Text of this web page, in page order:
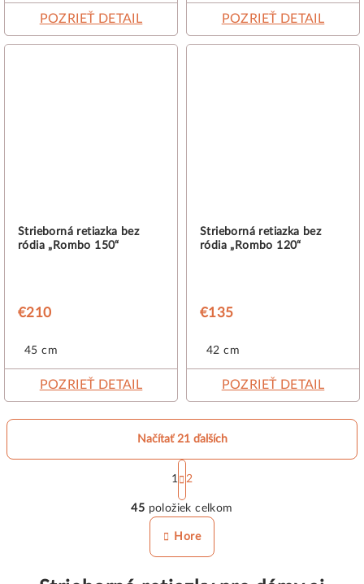
POZRIEŤ DETAIL POZRIEŤ DETAIL
Strieborná retiazka bez
ródia „Rombo 150“
€210
45 cm
POZRIEŤ DETAIL
Strieborná retiazka bez
ródia „Rombo 120“
€135
42 cm
POZRIEŤ DETAIL
O
v
l
Načítať 21 ďalších
S
t
r
á
n
k
o
1 2
45 položiek celkom
Hore